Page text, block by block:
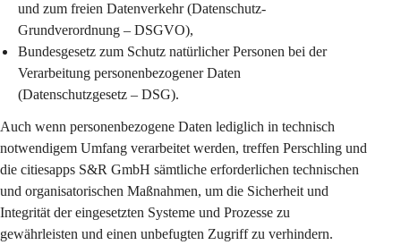
und zum freien Datenverkehr (Datenschutz-
Grundverordnung – DSGVO),
Bundesgesetz zum Schutz natürlicher Personen bei der
Verarbeitung personenbezogener Daten
(Datenschutzgesetz – DSG).
Auch wenn personenbezogene Daten lediglich in technisch
notwendigem Umfang verarbeitet werden, treffen Perschling und
die citiesapps S&R GmbH sämtliche erforderlichen technischen
und organisatorischen Maßnahmen, um die Sicherheit und
Integrität der eingesetzten Systeme und Prozesse zu
gewährleisten und einen unbefugten Zugriff zu verhindern.